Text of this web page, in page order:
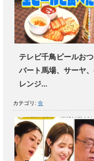
テレビ千鳥ビールお
バート馬場、サーヤ
レンジ...
カテゴリ: 食